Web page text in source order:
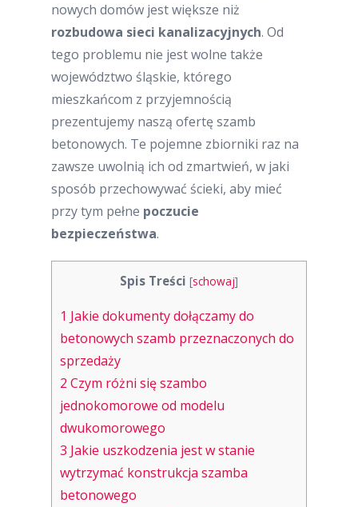
nowych domów jest większe niż
rozbudowa sieci kanalizacyjnych. Od
tego problemu nie jest wolne także
województwo śląskie, którego
mieszkańcom z przyjemnością
prezentujemy naszą ofertę szamb
betonowych. Te pojemne zbiorniki raz na
zawsze uwolnią ich od zmartwień, w jaki
sposób przechowywać ścieki, aby mieć
przy tym pełne poczucie
bezpieczeństwa.
Spis Treści [schowaj]
1 Jakie dokumenty dołączamy do
betonowych szamb przeznaczonych do
sprzedaży
2 Czym różni się szambo
jednokomorowe od modelu
dwukomorowego
3 Jakie uszkodzenia jest w stanie
wytrzymać konstrukcja szamba
betonowego